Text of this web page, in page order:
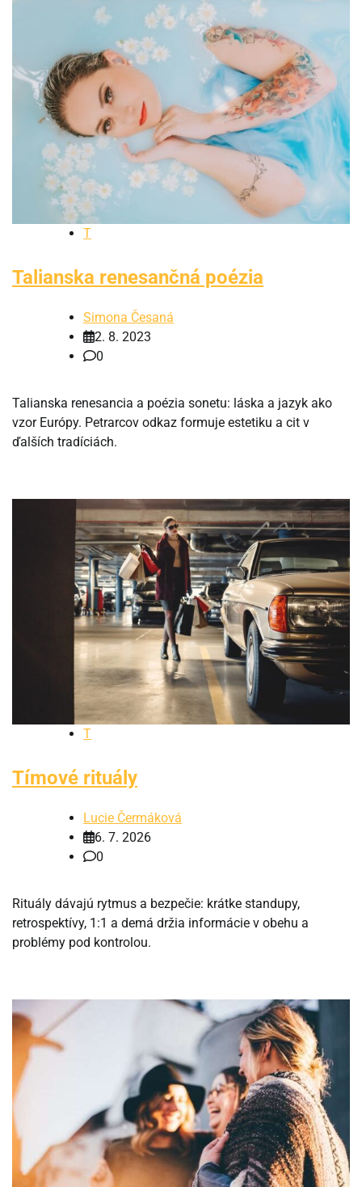
T
Talianska renesančná poézia
Simona Česaná
2. 8. 2023
0
Talianska renesancia a poézia sonetu: láska a jazyk ako
vzor Európy. Petrarcov odkaz formuje estetiku a cit v
ďalších tradíciách.
T
Tímové rituály
Lucie Čermáková
6. 7. 2026
0
Rituály dávajú rytmus a bezpečie: krátke standupy,
retrospektívy, 1:1 a demá držia informácie v obehu a
problémy pod kontrolou.